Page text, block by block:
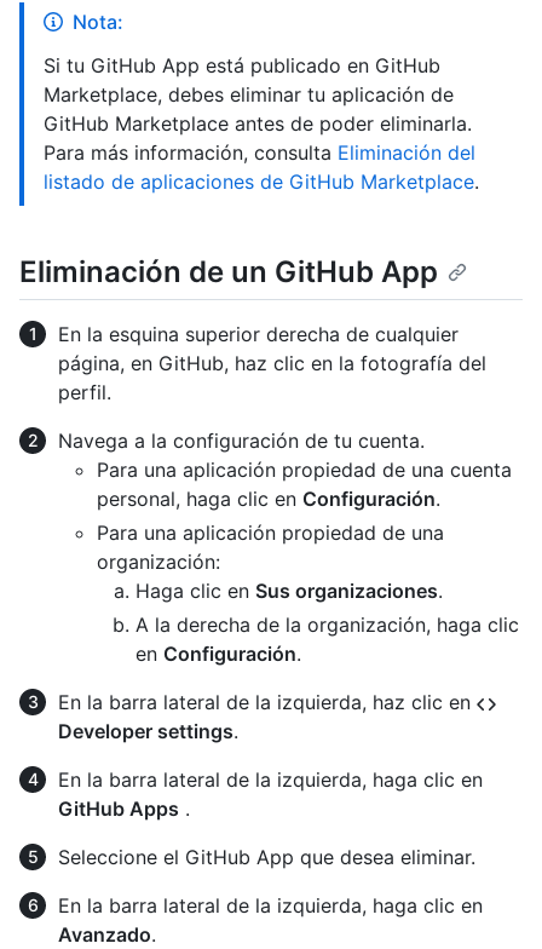
Nota:
Si tu GitHub App está publicado en GitHub
Marketplace, debes eliminar tu aplicación de
GitHub Marketplace antes de poder eliminarla.
Para más información, consulta Eliminación del
listado de aplicaciones de GitHub Marketplace.
Eliminación de un GitHub App
En la esquina superior derecha de cualquier
página, en GitHub, haz clic en la fotografía del
perfil.
Navega a la configuración de tu cuenta.
Para una aplicación propiedad de una cuenta
personal, haga clic en Configuración.
Para una aplicación propiedad de una
organización:
Haga clic en Sus organizaciones.
A la derecha de la organización, haga clic
en Configuración.
En la barra lateral de la izquierda, haz clic en
Developer settings.
En la barra lateral de la izquierda, haga clic en
GitHub Apps .
Seleccione el GitHub App que desea eliminar.
En la barra lateral de la izquierda, haga clic en
Avanzado.